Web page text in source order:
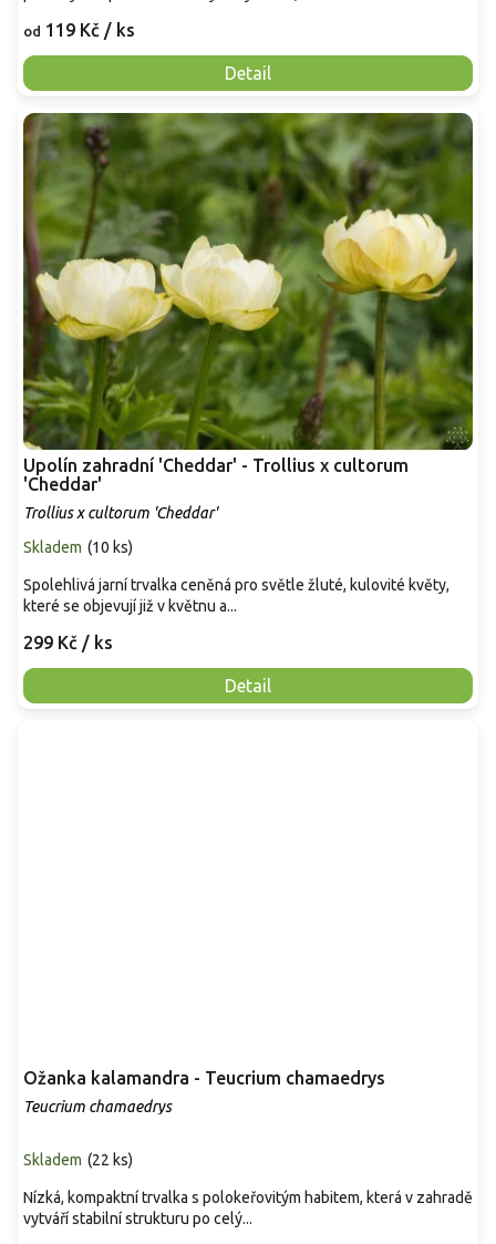
od 119 Kč / ks
Detail
Upolín zahradní 'Cheddar' - Trollius x cultorum
'Cheddar'
Trollius x cultorum 'Cheddar'
Skladem (10 ks)
299 Kč / ks
Detail
Spolehlivá jarní trvalka ceněná pro světle žluté, kulovité květy,
které se objevují již v květnu a...
Ožanka kalamandra - Teucrium chamaedrys
Teucrium chamaedrys
Skladem (22 ks)
Nízká, kompaktní trvalka s polokeřovitým habitem, která v zahradě
vytváří stabilní strukturu po celý...